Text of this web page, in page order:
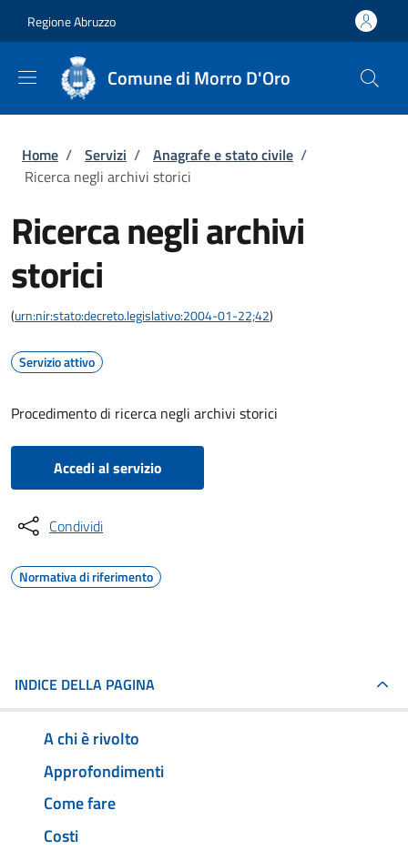
Regione Abruzzo
Comune di Morro D'Oro
Briciole di pane
Home / Servizi / Anagrafe e stato civile /
Ricerca negli archivi storici
Ricerca negli archivi
storici
(urn:nir:stato:decreto.legislativo:2004-01-22;42)
Servizio attivo
Procedimento di ricerca negli archivi storici
Accedi al servizio
Condividi
Normativa di riferimento
INDICE DELLA PAGINA
A chi è rivolto
Approfondimenti
Come fare
Costi